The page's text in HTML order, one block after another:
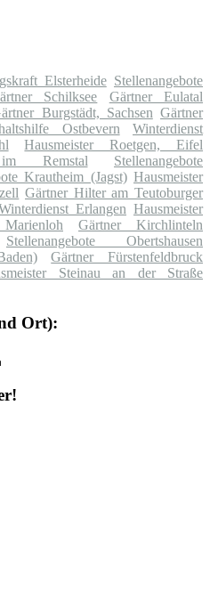
Elsterheide Stellenangebote
Schilksee
Gärtner Eulatal
Burgstädt, Sachsen Gärtner
Ostbevern
Winterdienst
Hausmeister Roetgen, Eifel
Remstal
Stellenangebote
Krautheim (Jagst) Hausmeister
Gärtner Hilter am Teutoburger
Erlangen Hausmeister
Gärtner Kirchlinteln
Stellenangebote Obertshausen
Gärtner Fürstenfeldbruck
Steinau an der Straße
Ort):